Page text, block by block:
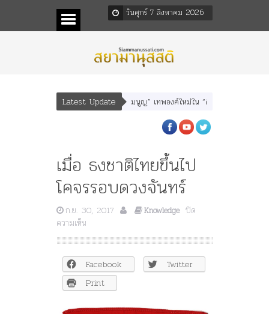
วันศุกร์ 7 สิงหาคม 2026
Latest Update
” “อรุณเทพบุตร” และ “เทพีรัฐธรรมนูญ” เทพองค์ใหม่ใน “ศิลปะคณะราษฎร”
เมื่อ ธงชาติไทยขึ้นไป
โคจรรอบดวงจันทร์
ก.ย. 30, 2017 Knowledge ปิด
ความเห็น
เมื่อ
ธงชาติ
ไทย
ขึ้น
ไป
โคจร
รอบ
Facebook
Twitter
Print